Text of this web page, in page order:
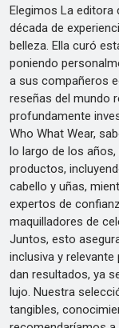
Elegimos La editora
década de
belleza. Ella curó
poniendo
a sus compañeros
reseñas del mundo
profundamente
Who What Wear,
lo largo de los
productos,
cabello y uñas,
expertos de
maquilladores de
Juntos, esto
inclusiva y
dan resultados, ya
lujo. Nuestra
tangibles,